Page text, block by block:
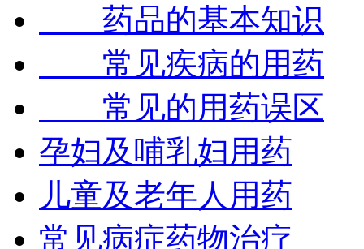
药品的基本知识
常见疾病的用药
常见的用药误区
孕妇及哺乳妇用药
儿童及老年人用药
常见病症药物治疗